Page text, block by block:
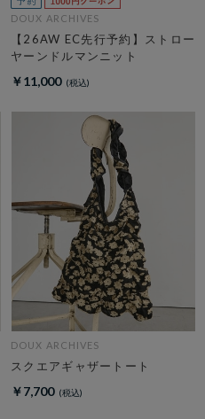
DOUX ARCHIVES
【26AW EC先行予約】ストロー
ヤーンドルマンニット
￥11,000
DOUX ARCHIVES
スクエアギャザートート
￥7,700